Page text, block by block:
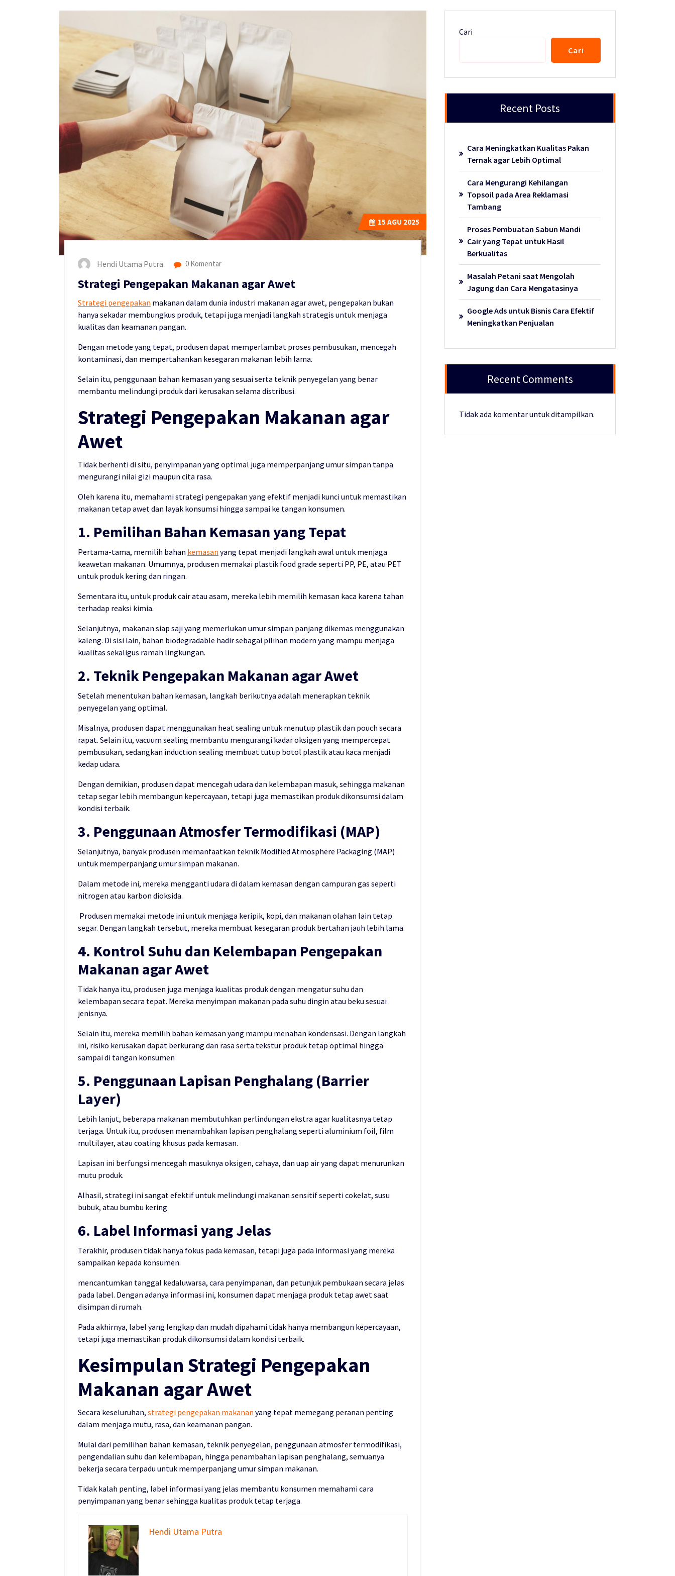
15 AGU 2025
Hendi Utama Putra 0 Komentar
Strategi Pengepakan Makanan agar Awet
Strategi pengepakan makanan dalam dunia industri makanan agar awet, pengepakan bukan
hanya sekadar membungkus produk, tetapi juga menjadi langkah strategis untuk menjaga
kualitas dan keamanan pangan.
Dengan metode yang tepat, produsen dapat memperlambat proses pembusukan, mencegah
kontaminasi, dan mempertahankan kesegaran makanan lebih lama.
Selain itu, penggunaan bahan kemasan yang sesuai serta teknik penyegelan yang benar
membantu melindungi produk dari kerusakan selama distribusi.
Strategi Pengepakan Makanan agar
Awet
Tidak berhenti di situ, penyimpanan yang optimal juga memperpanjang umur simpan tanpa
mengurangi nilai gizi maupun cita rasa.
Oleh karena itu, memahami strategi pengepakan yang efektif menjadi kunci untuk memastikan
makanan tetap awet dan layak konsumsi hingga sampai ke tangan konsumen.
1. Pemilihan Bahan Kemasan yang Tepat
Pertama-tama, memilih bahan kemasan yang tepat menjadi langkah awal untuk menjaga
keawetan makanan. Umumnya, produsen memakai plastik food grade seperti PP, PE, atau PET
untuk produk kering dan ringan.
Sementara itu, untuk produk cair atau asam, mereka lebih memilih kemasan kaca karena tahan
terhadap reaksi kimia.
Selanjutnya, makanan siap saji yang memerlukan umur simpan panjang dikemas menggunakan
kaleng. Di sisi lain, bahan biodegradable hadir sebagai pilihan modern yang mampu menjaga
kualitas sekaligus ramah lingkungan.
2. Teknik Pengepakan Makanan agar Awet
Setelah menentukan bahan kemasan, langkah berikutnya adalah menerapkan teknik
penyegelan yang optimal.
Misalnya, produsen dapat menggunakan heat sealing untuk menutup plastik dan pouch secara
rapat. Selain itu, vacuum sealing membantu mengurangi kadar oksigen yang mempercepat
pembusukan, sedangkan induction sealing membuat tutup botol plastik atau kaca menjadi
kedap udara.
Dengan demikian, produsen dapat mencegah udara dan kelembapan masuk, sehingga makanan
tetap segar lebih membangun kepercayaan, tetapi juga memastikan produk dikonsumsi dalam
kondisi terbaik.
3. Penggunaan Atmosfer Termodifikasi (MAP)
Selanjutnya, banyak produsen memanfaatkan teknik Modified Atmosphere Packaging (MAP)
untuk memperpanjang umur simpan makanan.
Dalam metode ini, mereka mengganti udara di dalam kemasan dengan campuran gas seperti
nitrogen atau karbon dioksida.
Produsen memakai metode ini untuk menjaga keripik, kopi, dan makanan olahan lain tetap
segar. Dengan langkah tersebut, mereka membuat kesegaran produk bertahan jauh lebih lama.
4. Kontrol Suhu dan Kelembapan Pengepakan
Makanan agar Awet
Tidak hanya itu, produsen juga menjaga kualitas produk dengan mengatur suhu dan
kelembapan secara tepat. Mereka menyimpan makanan pada suhu dingin atau beku sesuai
jenisnya.
Selain itu, mereka memilih bahan kemasan yang mampu menahan kondensasi. Dengan langkah
ini, risiko kerusakan dapat berkurang dan rasa serta tekstur produk tetap optimal hingga
sampai di tangan konsumen
5. Penggunaan Lapisan Penghalang (Barrier
Layer)
Lebih lanjut, beberapa makanan membutuhkan perlindungan ekstra agar kualitasnya tetap
terjaga. Untuk itu, produsen menambahkan lapisan penghalang seperti aluminium foil, film
multilayer, atau coating khusus pada kemasan.
Lapisan ini berfungsi mencegah masuknya oksigen, cahaya, dan uap air yang dapat menurunkan
mutu produk.
Alhasil, strategi ini sangat efektif untuk melindungi makanan sensitif seperti cokelat, susu
bubuk, atau bumbu kering
6. Label Informasi yang Jelas
Terakhir, produsen tidak hanya fokus pada kemasan, tetapi juga pada informasi yang mereka
sampaikan kepada konsumen.
mencantumkan tanggal kedaluwarsa, cara penyimpanan, dan petunjuk pembukaan secara jelas
pada label. Dengan adanya informasi ini, konsumen dapat menjaga produk tetap awet saat
disimpan di rumah.
Pada akhirnya, label yang lengkap dan mudah dipahami tidak hanya membangun kepercayaan,
tetapi juga memastikan produk dikonsumsi dalam kondisi terbaik.
Kesimpulan Strategi Pengepakan
Makanan agar Awet
Secara keseluruhan, strategi pengepakan makanan yang tepat memegang peranan penting
dalam menjaga mutu, rasa, dan keamanan pangan.
Mulai dari pemilihan bahan kemasan, teknik penyegelan, penggunaan atmosfer termodifikasi,
pengendalian suhu dan kelembapan, hingga penambahan lapisan penghalang, semuanya
bekerja secara terpadu untuk memperpanjang umur simpan makanan.
Tidak kalah penting, label informasi yang jelas membantu konsumen memahami cara
penyimpanan yang benar sehingga kualitas produk tetap terjaga.
Hendi Utama Putra
Cari
Cari
Recent Posts
Cara Meningkatkan Kualitas Pakan
Ternak agar Lebih Optimal
Cara Mengurangi Kehilangan
Topsoil pada Area Reklamasi
Tambang
Proses Pembuatan Sabun Mandi
Cair yang Tepat untuk Hasil
Berkualitas
Masalah Petani saat Mengolah
Jagung dan Cara Mengatasinya
Google Ads untuk Bisnis Cara Efektif
Meningkatkan Penjualan
Recent Comments
Tidak ada komentar untuk ditampilkan.